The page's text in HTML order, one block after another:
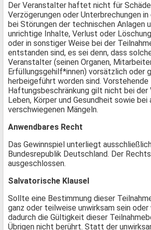
Der Veranstalter haftet nicht für
Verzögerungen oder Unterbrechungen
bei Störungen der technischen Anlagen
unrichtige Inhalte, Verlust oder
oder in sonstiger Weise bei der
entstanden sind, es sei denn, dass
Veranstalter (seinen Organen,
Erfüllungsgehilf*innen) vorsätzlich oder
herbeigeführt worden sind. Vorstehende
Haftungsbeschränkung gilt nicht bei der
Leben, Körper und Gesundheit sowie bei
verschwiegenen Mängeln.
Anwendbares Recht
Das Gewinnspiel unterliegt
Bundesrepublik Deutschland. Der
ausgeschlossen.
Salvatorische Klausel
Sollte eine Bestimmung dieser
ganz oder teilweise unwirksam sein oder
dadurch die Gültigkeit dieser
Übrigen nicht berührt. Statt der